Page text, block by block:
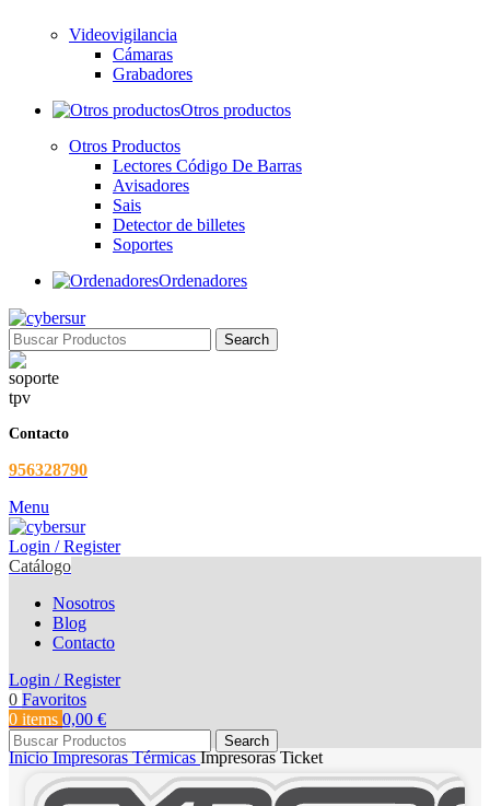
Videovigilancia
Cámaras
Grabadores
Otros productos
Otros Productos
Lectores Código De Barras
Avisadores
Sais
Detector de billetes
Soportes
Ordenadores
Search
Contacto
956328790
Menu
Login / Register
Catálogo
Nosotros
Blog
Contacto
Login / Register
0 Favoritos
0 items 0,00 €
Search
InicioImpresoras TérmicasImpresoras Ticket